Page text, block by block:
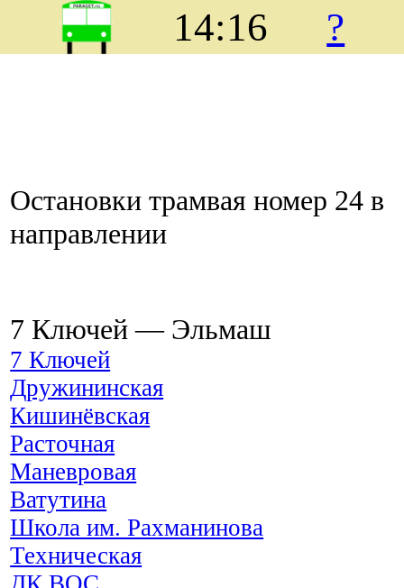
14:16 ?
Остановки трамвая номер 24 в
направлении
7 Ключей ― Эльмаш
7 Ключей
Дружининская
Кишинёвская
Расточная
Маневровая
Ватутина
Школа им. Рахманинова
Техническая